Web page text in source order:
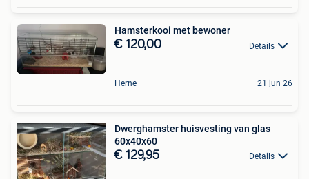
Hamsterkooi met bewoner
€ 120,00 Details
Herne 21 jun 26
Dwerghamster huisvesting van glas
60x40x60
€ 129,95 Details